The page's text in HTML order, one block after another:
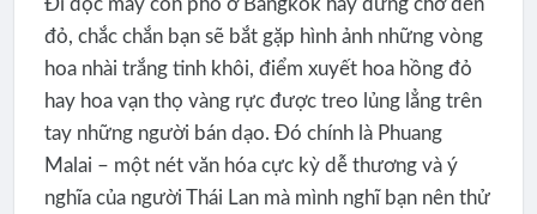
đỏ, chắc chắn bạn sẽ bắt gặp hình ảnh những vòng
hoa nhài trắng tinh khôi, điểm xuyết hoa hồng đỏ
hay hoa vạn thọ vàng rực được treo lủng lẳng trên
tay những người bán dạo. Đó chính là Phuang
Malai – một nét văn hóa cực kỳ dễ thương và ý
nghĩa của người Thái Lan mà mình nghĩ bạn nên thử